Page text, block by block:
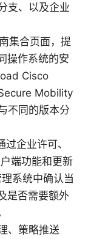
支、以及企业
集合页面，提
操作系统的安
Cisco
Mobility
不同的版本分
企业许可、
端功能和更新
系统中确认当
是否需要额外
、策略推送